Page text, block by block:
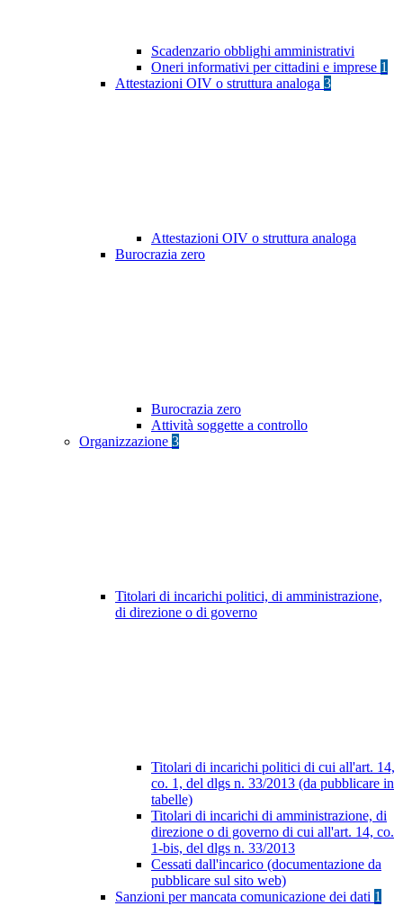
Scadenzario obblighi amministrativi
Oneri informativi per cittadini e imprese 1
Attestazioni OIV o struttura analoga 3
Attestazioni OIV o struttura analoga
Burocrazia zero
Burocrazia zero
Attività soggette a controllo
Organizzazione 3
Titolari di incarichi politici, di amministrazione,
di direzione o di governo
Titolari di incarichi politici di cui all'art. 14,
co. 1, del dlgs n. 33/2013 (da pubblicare in
tabelle)
Titolari di incarichi di amministrazione, di
direzione o di governo di cui all'art. 14, co.
1-bis, del dlgs n. 33/2013
Cessati dall'incarico (documentazione da
pubblicare sul sito web)
Sanzioni per mancata comunicazione dei dati 1